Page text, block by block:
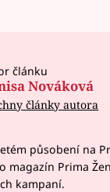
článku
Nováková
články autora
působení na
magazín Prima
kampaní.